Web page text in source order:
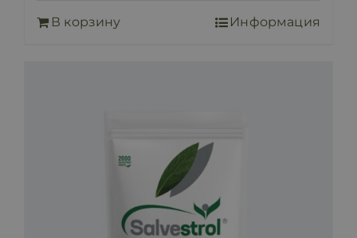
В корзину Информация